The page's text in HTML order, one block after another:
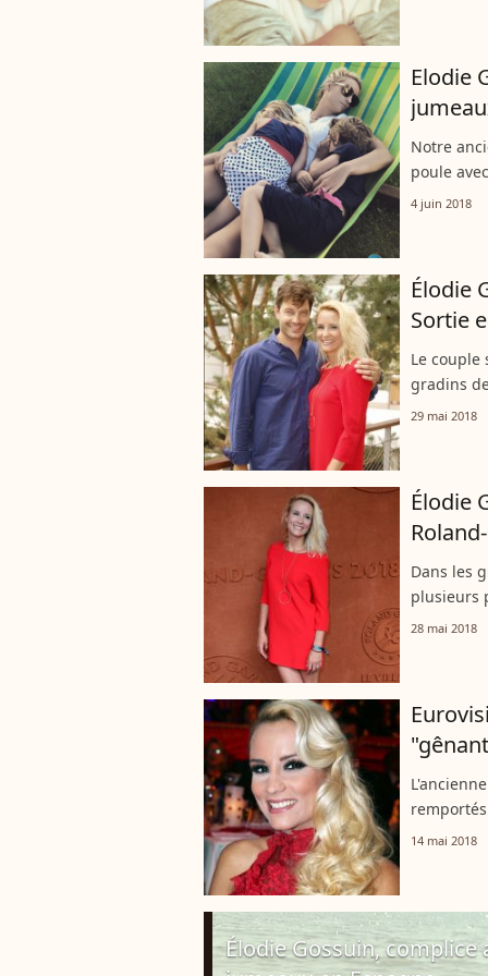
Elodie
Notre
poule
Elodie
4 juin 2018
Élodie
Sortie
Le couple
gradins
sportif,
29 mai 2018
Élodie
Dans les
plusieurs
elles,
28 mai 2018
les
14 mai 2018
Élodie Gossuin, complice